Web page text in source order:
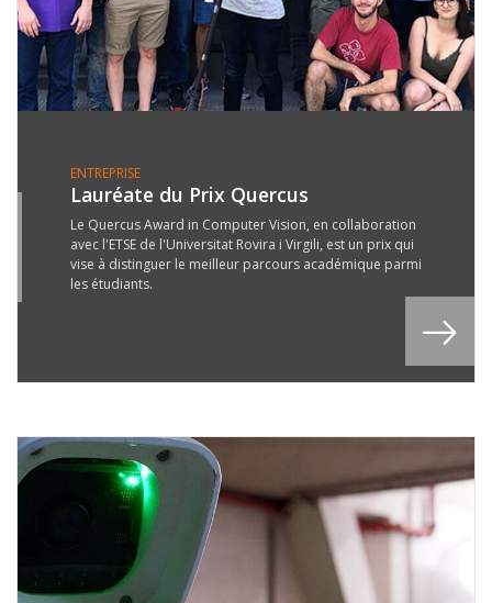
ENTREPRISE
Lauréate du Prix Quercus
Le Quercus Award in Computer Vision, en collaboration
avec l'ETSE de l'Universitat Rovira i Virgili, est un prix qui
vise à distinguer le meilleur parcours académique parmi
les étudiants.